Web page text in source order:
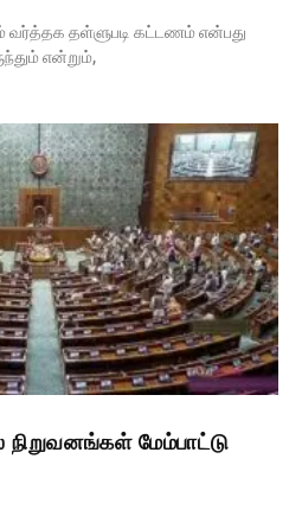
வர்த்தக தள்ளுபடி கட்டணம் என்பது
என்றும்,
மேம்பாட்டு